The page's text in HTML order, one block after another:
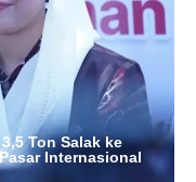
Ton Salak ke
Internasional